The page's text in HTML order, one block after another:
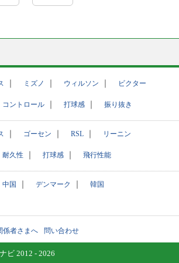
｜ ミズノ ｜ ウィルソン ｜ ビクター
コントロール ｜ 打球感 ｜ 振り抜き
｜ ゴーセン ｜ RSL ｜ リーニン
耐久性 ｜ 打球感 ｜ 飛行性能
中国 ｜ デンマーク ｜ 韓国
係者さまへ 問い合わせ
ビ 2012 - 2026